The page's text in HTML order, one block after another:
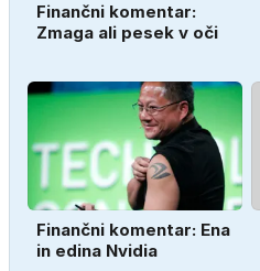
Finančni komentar:
Zmaga ali pesek v oči
Finančni komentar: Ena
in edina Nvidia